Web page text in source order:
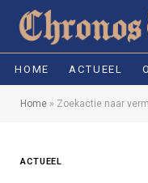
HOME ACTUEEL
Home » Zoekactie naar
ACTUEEL